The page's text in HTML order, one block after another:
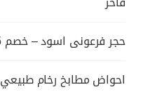
حجر فرعونى اسود – خصم 15% على سعر المتر
احواض مطابخ رخام